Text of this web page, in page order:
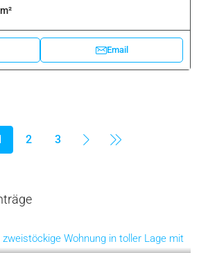
m²
Email
2 3